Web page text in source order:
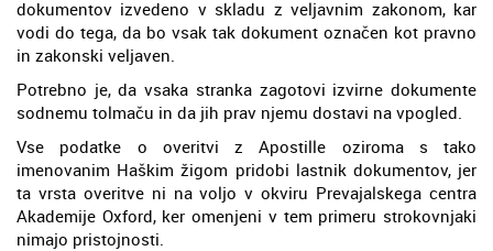
dokumentov izvedeno v skladu z veljavnim zakonom, kar
vodi do tega, da bo vsak tak dokument označen kot pravno
in zakonski veljaven.
Potrebno je, da vsaka stranka zagotovi izvirne dokumente
sodnemu tolmaču in da jih prav njemu dostavi na vpogled.
Vse podatke o overitvi z Apostille oziroma s tako
imenovanim Haškim žigom pridobi lastnik dokumentov, jer
ta vrsta overitve ni na voljo v okviru Prevajalskega centra
Akademije Oxford, ker omenjeni v tem primeru strokovnjaki
nimajo pristojnosti.